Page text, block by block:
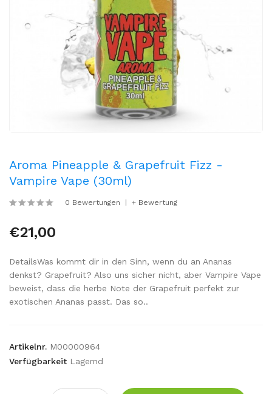
Aroma Pineapple & Grapefruit Fizz -
Vampire Vape (30ml)
0 Bewertungen + Bewertung
€21,00
DetailsWas kommt dir in den Sinn, wenn du an Ananas
denkst? Grapefruit? Also uns sicher nicht, aber Vampire Vape
beweist, dass die herbe Note der Grapefruit perfekt zur
exotischen Ananas passt. Das so..
Artikelnr. M00000964
Verfügbarkeit Lagernd